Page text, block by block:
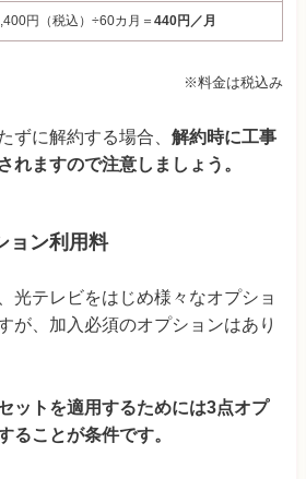
円（税込）÷60カ月＝ 440円／月
※料金は税込み
ずに解約する場合、 解約時に工事
れますので注意しましょう。
ョン利用料
光テレビをはじめ様々なオプショ
が、加入必須のオプションはあり
ットを適用するためには3点オプ
ることが条件です。